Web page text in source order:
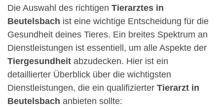
Die Auswahl des richtigen Tierarztes in
Beutelsbach ist eine wichtige Entscheidung für die
Gesundheit deines Tieres. Ein breites Spektrum an
Dienstleistungen ist essentiell, um alle Aspekte der
Tiergesundheit abzudecken. Hier ist ein
detaillierter Überblick über die wichtigsten
Dienstleistungen, die ein qualifizierter Tierarzt in
Beutelsbach anbieten sollte: